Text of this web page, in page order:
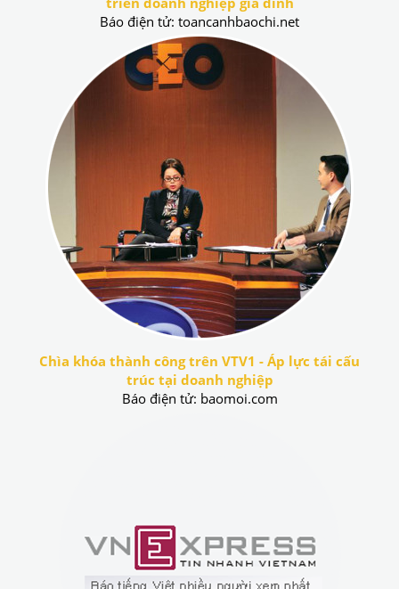
Báo điện tử: toancanhbaochi.net
Chìa khóa thành công trên VTV1 - Áp lực tái cấu
trúc tại doanh nghiệp
Báo điện tử: baomoi.com